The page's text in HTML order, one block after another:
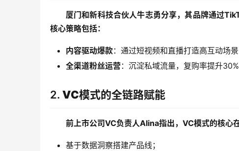
厦门和新科技合伙人牛志勇分享，其品牌通过
核心策略包括：
内容驱动爆款：通过短视频和直播打造高互动场景
全渠道粉丝运营：沉淀私域流量，复购率提升30%
2. VC模式的全链路赋能
前上市公司VC负责人Alina指出，VC模式的核心
基于数据洞察搭建产品线；